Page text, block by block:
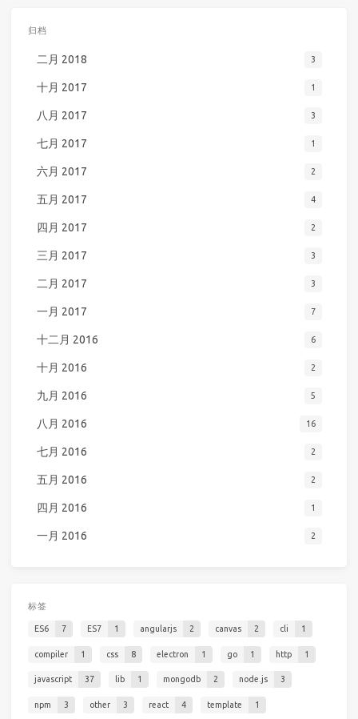
归档
二月 2018 3
十月 2017 1
八月 2017 3
七月 2017 1
六月 2017 2
五月 2017 4
四月 2017 2
三月 2017 3
二月 2017 3
一月 2017 7
十二月 2016 6
十月 2016 2
九月 2016 5
八月 2016 16
七月 2016 2
五月 2016 2
四月 2016 1
一月 2016 2
标签
ES6 7 ES7 1 angularjs 2 canvas 2 cli 1
compiler 1 css 8 electron 1 go 1 http 1
javascript 37 lib 1 mongodb 2 node.js 3
npm 3 other 3 react 4 template 1